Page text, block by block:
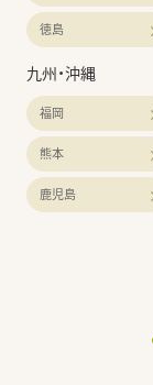
徳島
九州・沖縄
福岡
熊本
鹿児島